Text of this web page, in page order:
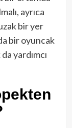
ayrıca
bir yer
bir oyuncak
yardımcı